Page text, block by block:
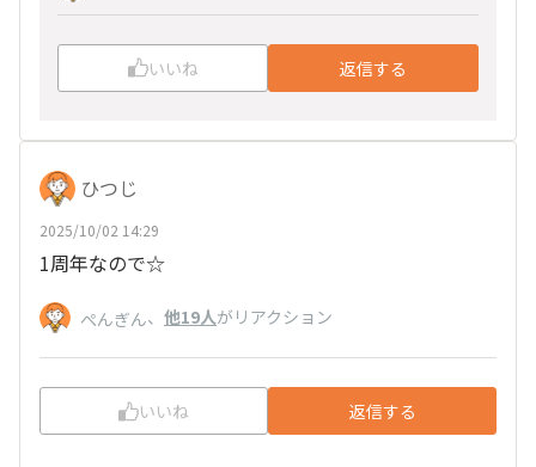
いいね 返信する
ひつじ
2025/10/02 14:29
1周年なので☆
ぺんぎん、 他19人がリアクション
いいね 返信する